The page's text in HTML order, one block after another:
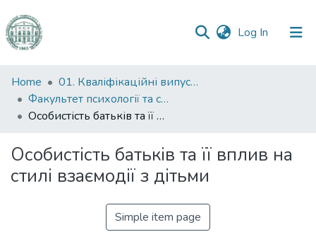
Log In (current)
Communities
&
Collections
Statistics
Home
01. Кваліфікаційні випускні роботи здобувачів вищої освіти
Факультет психології та соціальної роботи
Особистість батьків та її вплив на стилі взаємодії з дітьми
Особистість батьків та її вплив на
стилі взаємодії з дітьми
Simple item page